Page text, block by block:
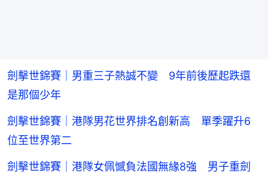
劍擊世錦賽｜男重三子熱誠不變 9年前後歷起跌還
是那個少年
劍擊世錦賽｜港隊男花世界排名創新高 單季躍升6
位至世界第二
劍擊世錦賽｜港隊女佩憾負法國無緣8強 男子重劍